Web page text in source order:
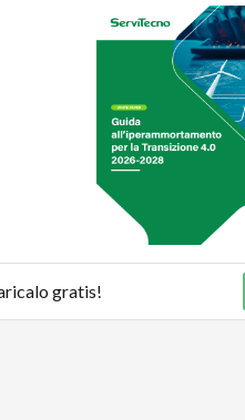
gratis!